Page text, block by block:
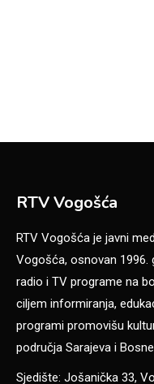
RTV Vogošća
RTV Vogošća je javni
Vogošća, osnovan 1996.
radio i TV programe na
ciljem informiranja,
programi promovišu
područja Sarajeva i
Sjedište: Jošanička 33,